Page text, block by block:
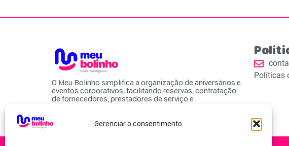
Gerenciar o consentimento
O Meu Bolinho simplifica a organização de aniversários e
eventos corporativos, facilitando reservas, contratação
de fornecedores, prestadores de serviço e
Políticas